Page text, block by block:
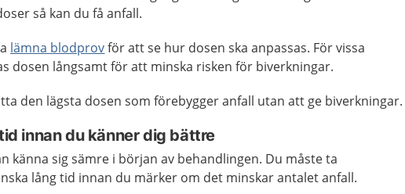
så kan du få anfall.
lämna blodprovför att se hur dosen ska anpassas. För vissa
dosen långsamt för att minska risken för biverkningar.
den lägsta dosen som förebygger anfall utan att ge biverkningar.
innan du känner dig bättre
känna sig sämre i början av behandlingen. Du måste ta
lång tid innan du märker om det minskar antalet anfall.